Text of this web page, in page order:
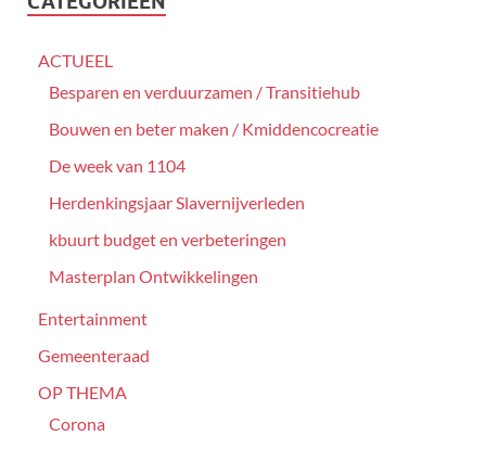
ACTUEEL
Besparen en verduurzamen / Transitiehub
Bouwen en beter maken / Kmiddencocreatie
De week van 1104
Herdenkingsjaar Slavernijverleden
kbuurt budget en verbeteringen
Masterplan Ontwikkelingen
Entertainment
Gemeenteraad
OP THEMA
Corona